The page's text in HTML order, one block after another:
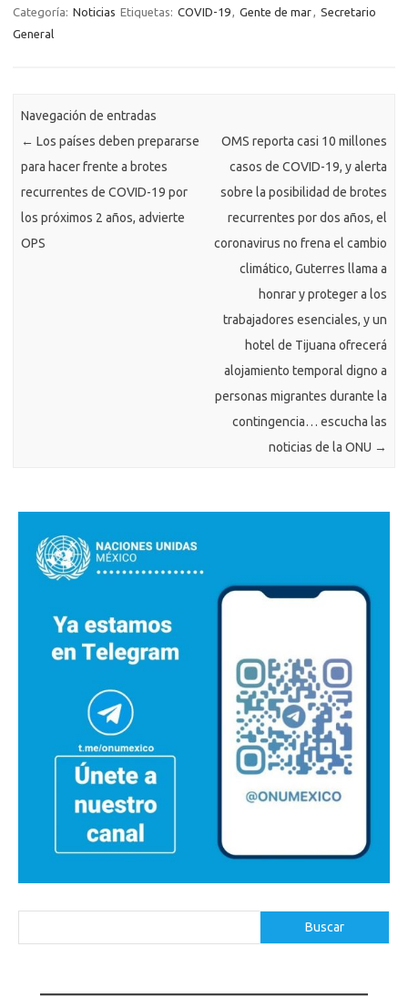
Categoría: Noticias Etiquetas: COVID-19, Gente de mar, Secretario
General
Navegación de entradas
← Los países deben prepararse
para hacer frente a brotes
recurrentes de COVID-19 por
los próximos 2 años, advierte
OPS
OMS reporta casi 10 millones
casos de COVID-19, y alerta
sobre la posibilidad de brotes
recurrentes por dos años, el
coronavirus no frena el cambio
climático, Guterres llama a
honrar y proteger a los
trabajadores esenciales, y un
hotel de Tijuana ofrecerá
alojamiento temporal digno a
personas migrantes durante la
contingencia… escucha las
noticias de la ONU →
Buscar